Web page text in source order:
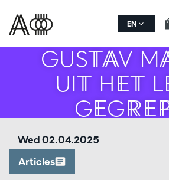
EN
GUSTAV
UIT HET
Articles
Wed 02.04.2025